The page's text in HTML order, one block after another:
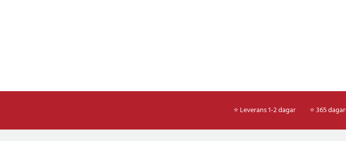
⭐ Leverans 1-2 dagar ⭐ 365